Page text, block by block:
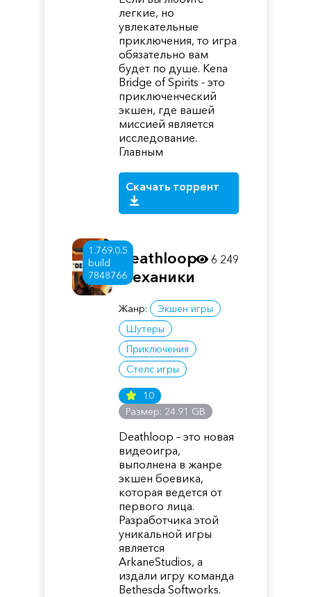
легкие, но
увлекательные
приключения, то игра
обязательно вам
будет по душе. Kena
Bridge of Spirits - это
приключенческий
экшен, где вашей
миссией является
исследование.
Главным
Скачать торрент
1.769.0.5
build
7848766
Deathloop
Механики
Жанр:
Экшен игры
Шутеры
Приключения
Стелс игры
10
Размер: 24.91 GB
Deathloop – это новая
видеоигра,
выполнена в жанре
экшен боевика,
которая ведется от
первого лица.
Разработчика этой
уникальной игры
является
ArkaneStudios, а
издали игру команда
Bethesda Softworks.
6 249